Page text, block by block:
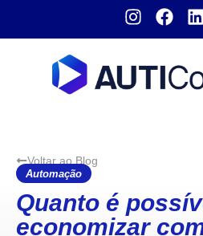
Voltar ao Blog
Automação
Quanto é
economizar